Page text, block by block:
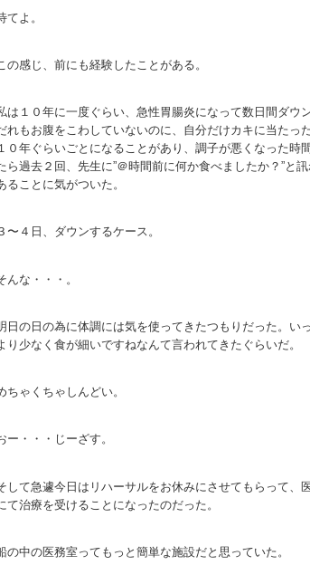
てよ。
の感じ、前にも経験したことがある。
は１０年に一度ぐらい、急性胃腸炎になって数日間ダウ
れもお腹をこわしていないのに、自分だけカキに当たっ
０年ぐらいごとになることがあり、調子が悪くなった時
ら過去２回、先生に”＠時間前に何か食べましたか？”と
ることに気がついた。
〜４日、ダウンするケース。
んな・・・。
日の日の為に体調には気を使ってきたつもりだった。い
り少なく食が細いですねなんて言われてきたぐらいだ。
ちゃくちゃしんどい。
ー・・・じーざす。
して急遽今日はリハーサルをお休みにさせてもらって、
て治療を受けることになったのだった。
の中の医務室ってもっと簡単な施設だと思っていた。